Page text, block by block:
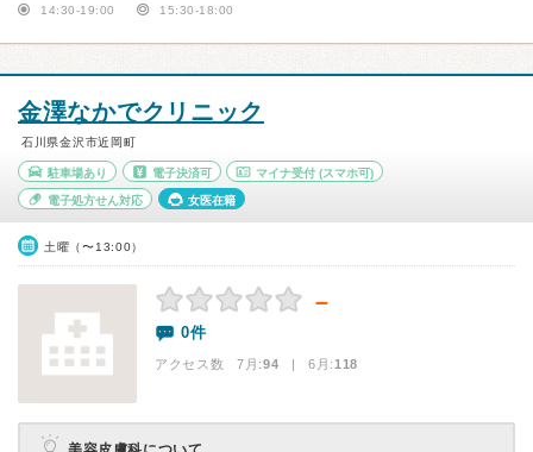
14:30-19:00 15:30-18:00
金澤なかでクリニック
石川県金沢市近岡町
駐車場あり 電子決済可 マイナ受付 (スマホ可)
電子処方せん対応 女医在籍
土曜（〜13:00）
－
0件
アクセス数 7月:94 | 6月:118